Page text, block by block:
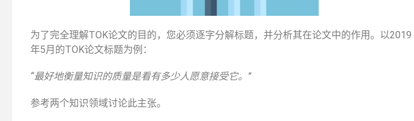
为了完全理解TOK论文的目的，您必须逐字分解标题，并分析其在论文中的作用。以2019
年5月的TOK论文标题为例：
“最好地衡量知识的质量是看有多少人愿意接受它。”
参考两个知识领域讨论此主张。